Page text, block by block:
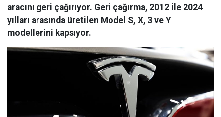
aracını geri çağırıyor. Geri çağırma, 2012 ile 2024
yılları arasında üretilen Model S, X, 3 ve Y
modellerini kapsıyor.